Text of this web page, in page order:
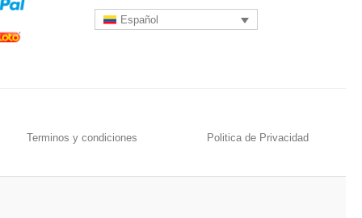
Español
Terminos y condiciones Politica de Privacidad